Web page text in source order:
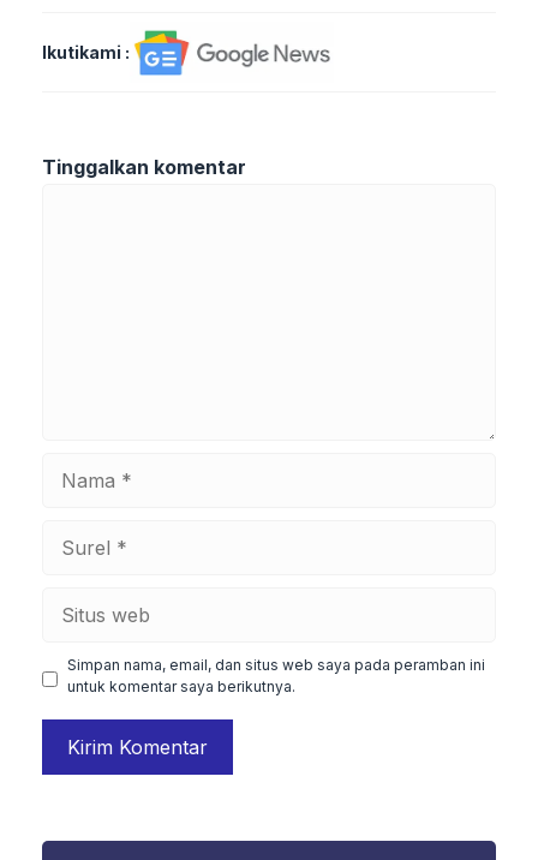
Ikutikami :
Tinggalkan komentar
Simpan nama, email, dan situs web saya pada peramban ini
untuk komentar saya berikutnya.